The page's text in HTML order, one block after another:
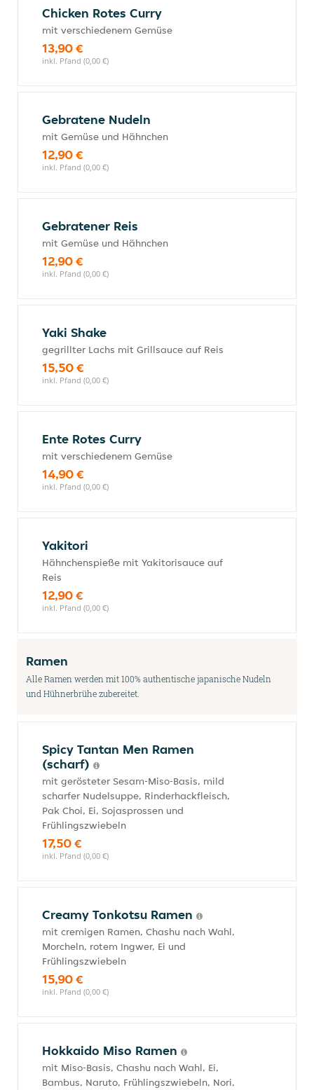
Chicken Rotes Curry
mit verschiedenem Gemüse
13,90 €
inkl. Pfand (0,00 €)
Gebratene Nudeln
mit Gemüse und Hähnchen
12,90 €
inkl. Pfand (0,00 €)
Gebratener Reis
mit Gemüse und Hähnchen
12,90 €
inkl. Pfand (0,00 €)
Yaki Shake
gegrillter Lachs mit Grillsauce auf Reis
15,50 €
inkl. Pfand (0,00 €)
Ente Rotes Curry
mit verschiedenem Gemüse
14,90 €
inkl. Pfand (0,00 €)
Yakitori
Hähnchenspieße mit Yakitorisauce auf
Reis
12,90 €
inkl. Pfand (0,00 €)
Ramen
Alle Ramen werden mit 100% authentische japanische Nudeln
und Hühnerbrühe zubereitet.
Spicy Tantan Men Ramen
(scharf)
mit gerösteter Sesam-Miso-Basis, mild
scharfer Nudelsuppe, Rinderhackfleisch,
Pak Choi, Ei, Sojasprossen und
Frühlingszwiebeln
17,50 €
inkl. Pfand (0,00 €)
Creamy Tonkotsu Ramen
mit cremigen Ramen, Chashu nach Wahl,
Morcheln, rotem Ingwer, Ei und
Frühlingszwiebeln
15,90 €
inkl. Pfand (0,00 €)
Hokkaido Miso Ramen
mit Miso-Basis, Chashu nach Wahl, Ei,
Bambus, Naruto, Frühlingszwiebeln, Nori,